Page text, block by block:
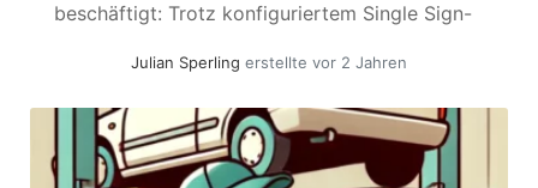
beschäftigt: Trotz konfiguriertem Single Sign-
Authentifizierung aufgefordert. Nach
der Übeltäter – mal wieder – die Sign-In
Frequency war. Die Sign-In Frequency-
Julian Sperling erstellte vor 2 Jahren